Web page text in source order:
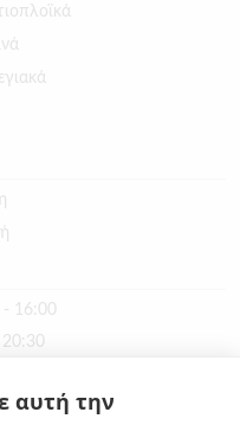
16:00
20:30
αυτή την